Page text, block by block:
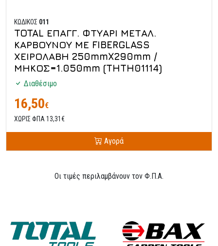
ΚΩΔΙΚΟΣ 011
TOTAL ΕΠΑΓΓ. ΦΤΥΑΡΙ ΜΕΤΑΛ.
ΚΑΡΒΟΥΝΟΥ ΜΕ FIBERGLASS
ΧΕΙΡΟΛΑΒΗ 250mmX290mm /
ΜΗΚΟΣ=1.050mm (THTH01114)
Διαθέσιμο
16,50€
ΧΩΡΙΣ ΦΠΑ 13,31€
Αγορά
Οι τιμές περιλαμβάνουν τον Φ.Π.Α.